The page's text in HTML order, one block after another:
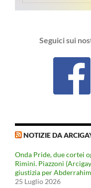
Seguici sui
NOTIZIE DA
Onda Pride, due cortei
Rimini. Piazzoni
giustizia per
25 Luglio 2026